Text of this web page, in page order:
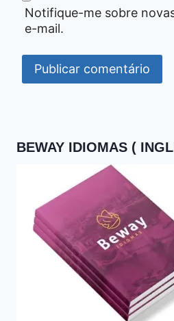
Notifique-me sobre
e-mail.
BEWAY IDIOMAS (